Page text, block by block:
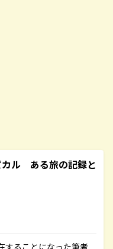
カル ある旅の記録と
することになった筆者